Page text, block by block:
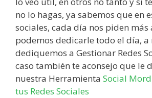
no lo hagas, ya sabemos que en
sociales, cada día nos piden más
podemos dedicarle todo el día, a
dediquemos a Gestionar Redes
caso también te aconsejo que le
nuestra Herramienta Social
tus Redes Sociales